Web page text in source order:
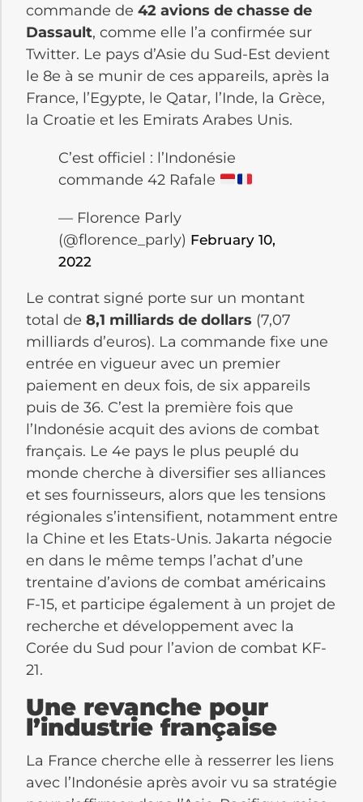
commande de 42 avions de chasse de
Dassault, comme elle l’a confirmée sur
Twitter. Le pays d’Asie du Sud-Est devient
le 8e à se munir de ces appareils, après la
France, l’Egypte, le Qatar, l’Inde, la Grèce,
la Croatie et les Emirats Arabes Unis.
C’est officiel : l’Indonésie
commande 42 Rafale
— Florence Parly
(@florence_parly) February 10,
2022
Le contrat signé porte sur un montant
total de 8,1 milliards de dollars (7,07
milliards d’euros). La commande fixe une
entrée en vigueur avec un premier
paiement en deux fois, de six appareils
puis de 36. C’est la première fois que
l’Indonésie acquit des avions de combat
français. Le 4e pays le plus peuplé du
monde cherche à diversifier ses alliances
et ses fournisseurs, alors que les tensions
régionales s’intensifient, notamment entre
la Chine et les Etats-Unis. Jakarta négocie
en dans le même temps l’achat d’une
trentaine d’avions de combat américains
F-15, et participe également à un projet de
recherche et développement avec la
Corée du Sud pour l’avion de combat KF-
21.
Une revanche pour
l’industrie française
La France cherche elle à resserrer les liens
avec l’Indonésie après avoir vu sa stratégie